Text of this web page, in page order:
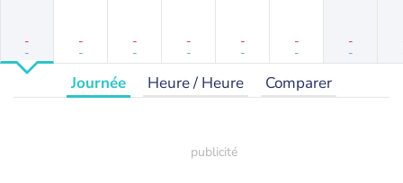
-
-
-
-
-
-
-
-
-
-
-
-
-
-
Journée Heure / Heure Comparer